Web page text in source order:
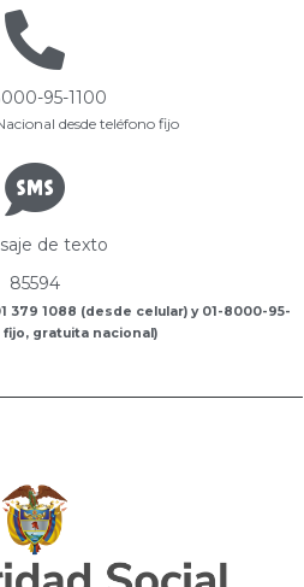
95-1100
desde teléfono fijo
de texto
85594
379 1088 (desde celular) y 01-8000-95-
fijo, gratuita nacional)